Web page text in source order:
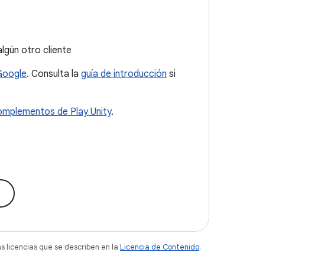
otro cliente
. Consulta la guía de introducción si
de Play Unity.
licencias que se describen en la Licencia de Contenido.